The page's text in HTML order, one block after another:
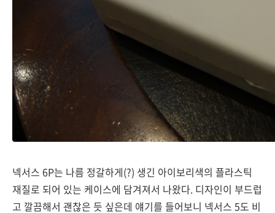
넥서스 6P는 나름 정갈하게(?) 생긴 아이보리색의 플라스틱
재질로 되어 있는 케이스에 담겨져서 나왔다. 디자인이 부드럽
고 깔끔해서 괜찮은 듯 싶은데 얘기를 들어보니 넥서스 5도 비